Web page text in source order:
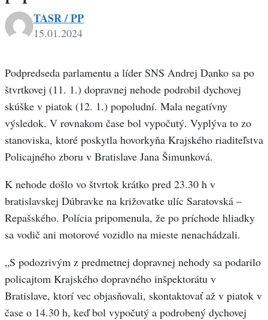
TASR / PP
15.01.2024
Podpredseda parlamentu a líder SNS Andrej Danko sa po
štvrtkovej (11. 1.) dopravnej nehode podrobil dychovej
skúške v piatok (12. 1.) popoludní. Mala negatívny
výsledok. V rovnakom čase bol vypočutý. Vyplýva to zo
stanoviska, ktoré poskytla hovorkyňa Krajského riaditeľstva
Policajného zboru v Bratislave Jana Šimunková.
K nehode došlo vo štvrtok krátko pred 23.30 h v
bratislavskej Dúbravke na križovatke ulíc Saratovská –
Repašského. Polícia pripomenula, že po príchode hliadky
sa vodič ani motorové vozidlo na mieste nenachádzali.
„S podozrivým z predmetnej dopravnej nehody sa podarilo
policajtom Krajského dopravného inšpektorátu v
Bratislave, ktorí vec objasňovali, skontaktovať až v piatok v
čase o 14.30 h, keď bol vypočutý a podrobený dychovej